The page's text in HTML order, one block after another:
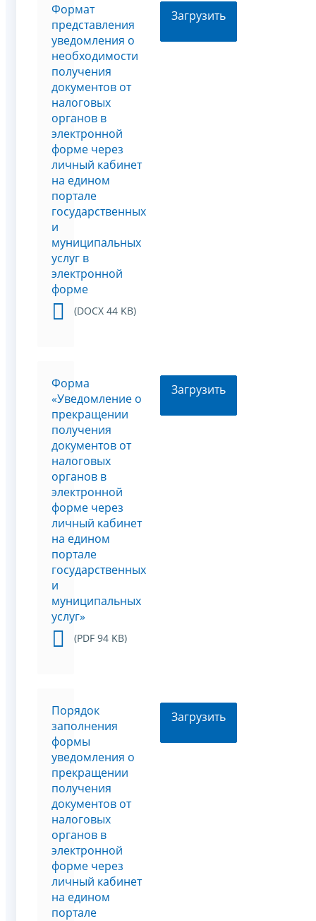
Формат
представления
уведомления о
необходимости
получения
документов от
налоговых
органов в
электронной
форме через
личный кабинет
на едином
портале
государственных
и
муниципальных
услуг в
электронной
форме
(DOCX 44 KB)
Загрузить
Форма
«Уведомление о
прекращении
получения
документов от
налоговых
органов в
электронной
форме через
личный кабинет
на едином
портале
государственных
и
муниципальных
услуг»
(PDF 94 KB)
Загрузить
Порядок
заполнения
формы
уведомления о
прекращении
получения
документов от
налоговых
органов в
электронной
форме через
личный кабинет
на едином
портале
Загрузить